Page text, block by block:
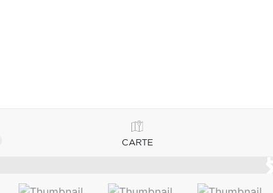
CARTE